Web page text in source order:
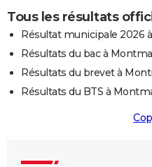
Tous les résultats
Résultat municipale 2026
Résultats du bac à
Résultats du brevet à
Résultats du BTS à